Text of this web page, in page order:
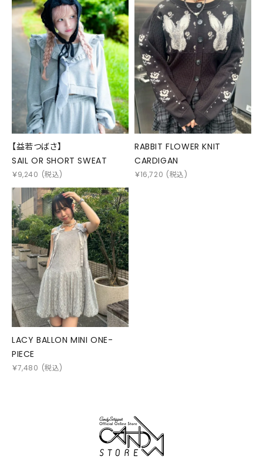
【益若つばさ】
SAIL OR SHORT SWEAT
￥9,240 (税込)
RABBIT FLOWER KNIT
CARDIGAN
￥16,720 (税込)
LACY BALLON MINI ONE-
PIECE
￥7,480 (税込)